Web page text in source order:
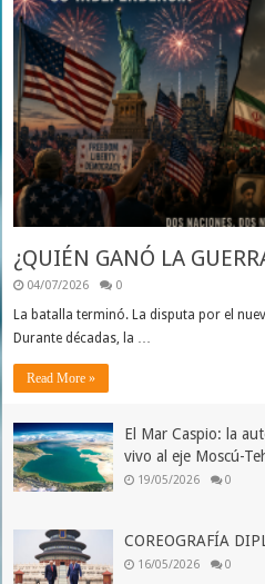
¿QUIÉN GANÓ LA
04/07/2026 0
La batalla terminó. La disputa por el
Durante décadas, la …
Read More »
El Mar Caspio: la
vivo al eje Moscú-
19/05/2026 0
COREOGRAFÍA
16/05/2026 0